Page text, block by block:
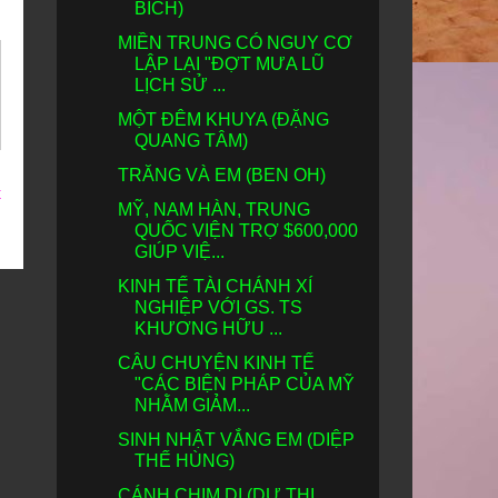
BÍCH)
MIỀN TRUNG CÓ NGUY CƠ
LẬP LẠI "ĐỢT MƯA LŨ
LỊCH SỬ ...
MỘT ĐÊM KHUYA (ĐẶNG
QUANG TÂM)
TRĂNG VÀ EM (BEN OH)
MỸ, NAM HÀN, TRUNG
QUỐC VIỆN TRỢ $600,000
GIÚP VIỆ...
KINH TẾ TÀI CHÁNH XÍ
NGHIỆP VỚI GS. TS
KHƯƠNG HỮU ...
CÂU CHUYỆN KINH TẾ
"CÁC BIỆN PHÁP CỦA MỸ
NHẰM GIẢM...
SINH NHẬT VẮNG EM (DIỆP
THẾ HÙNG)